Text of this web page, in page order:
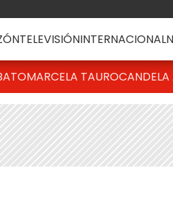
TELEVISIÓNINTERNACIONAL
MARCELA TAURO